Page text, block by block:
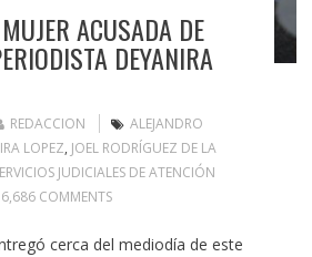
ACUSADA DE
DEYANIRA
REDACCION
ALEJANDRO
LOPEZ, JOEL RODRÍGUEZ DE LA
JUDICIALES DE ATENCIÓN
6,686 COMMENTS
cerca del mediodía de este